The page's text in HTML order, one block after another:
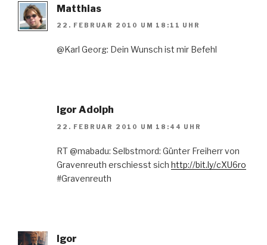
Matthias
22. FEBRUAR 2010 UM 18:11 UHR
@Karl Georg: Dein Wunsch ist mir Befehl
Igor Adolph
22. FEBRUAR 2010 UM 18:44 UHR
RT @mabadu: Selbstmord: Günter Freiherr von
Gravenreuth erschiesst sich http://bit.ly/cXU6ro
#Gravenreuth
Igor